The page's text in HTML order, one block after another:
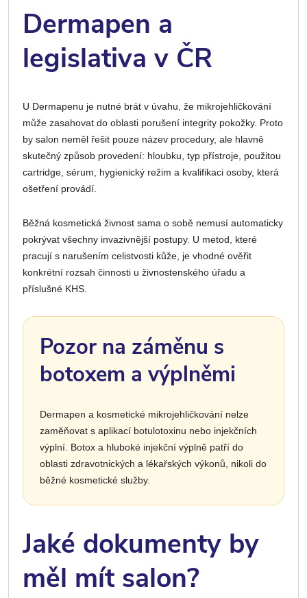
Dermapen a
legislativa v ČR
U Dermapenu je nutné brát v úvahu, že mikrojehličkování
může zasahovat do oblasti porušení integrity pokožky. Proto
by salon neměl řešit pouze název procedury, ale hlavně
skutečný způsob provedení: hloubku, typ přístroje, použitou
cartridge, sérum, hygienický režim a kvalifikaci osoby, která
ošetření provádí.
Běžná kosmetická živnost sama o sobě nemusí automaticky
pokrývat všechny invazivnější postupy. U metod, které
pracují s narušením celistvosti kůže, je vhodné ověřit
konkrétní rozsah činnosti u živnostenského úřadu a
příslušné KHS.
Pozor na záměnu s
botoxem a výplněmi
Dermapen a kosmetické mikrojehličkování nelze
zaměňovat s aplikací botulotoxinu nebo injekčních
výplní. Botox a hluboké injekční výplně patří do
oblasti zdravotnických a lékařských výkonů, nikoli do
běžné kosmetické služby.
Jaké dokumenty by
měl mít salon?